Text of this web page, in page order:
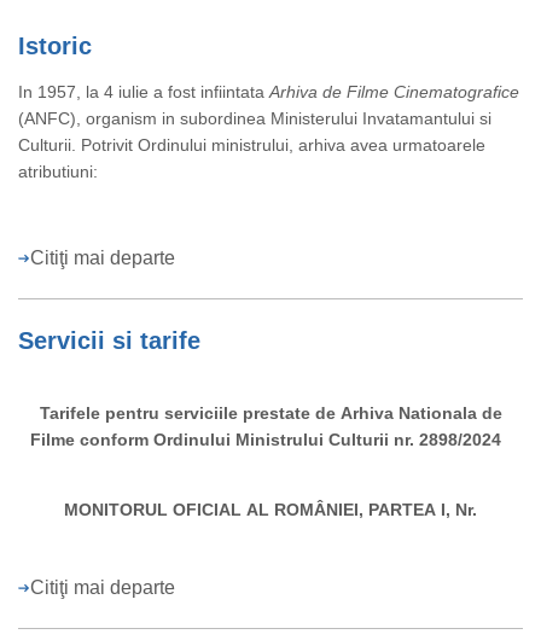
Istoric
In 1957, la 4 iulie a fost infiintata Arhiva de Filme Cinematografice
(ANFC), organism in subordinea Ministerului Invatamantului si
Culturii. Potrivit Ordinului ministrului, arhiva avea urmatoarele
atributiuni:
Citiţi mai departe
Servicii si tarife
Tarifele pentru serviciile prestate de Arhiva Nationala de
Filme conform Ordinului Ministrului Culturii nr. 2898/2024
MONITORUL OFICIAL AL ROMÂNIEI, PARTEA I, Nr.
Citiţi mai departe